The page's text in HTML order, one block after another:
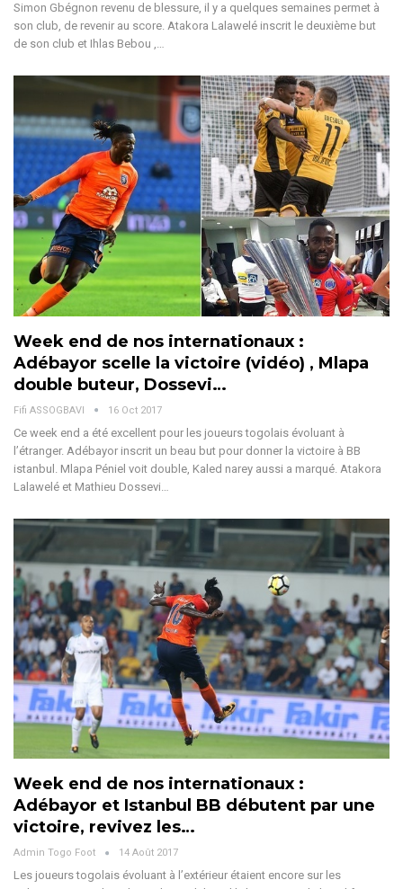
Simon Gbégnon revenu de blessure, il y a quelques semaines permet à
son club, de revenir au score. Atakora Lalawelé inscrit le deuxième but
de son club et Ihlas Bebou ,…
Week end de nos internationaux :
Adébayor scelle la victoire (vidéo) , Mlapa
double buteur, Dossevi…
Fifi ASSOGBAVI 16 Oct 2017
Ce week end a été excellent pour les joueurs togolais évoluant à
l’étranger. Adébayor inscrit un beau but pour donner la victoire à BB
istanbul. Mlapa Péniel voit double, Kaled narey aussi a marqué. Atakora
Lalawelé et Mathieu Dossevi…
Week end de nos internationaux :
Adébayor et Istanbul BB débutent par une
victoire, revivez les…
Admin Togo Foot 14 Août 2017
Les joueurs togolais évoluant à l’extérieur étaient encore sur les